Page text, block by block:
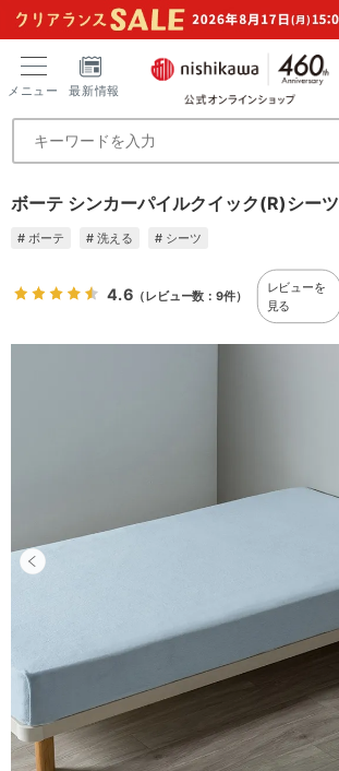
メニュー 最新情報
ボーテ シンカーパイルクイック(R)シーツ
# ボーテ # 洗える # シーツ
4.6 （レビュー数：9件）
レビューを
見る